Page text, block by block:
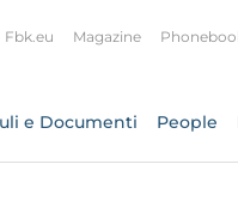
Fbk.eu Magazine
e Documenti People